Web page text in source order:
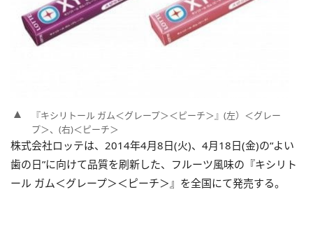
『キシリトール ガム＜グレープ＞＜ピーチ＞』(左）＜グレー
プ＞、(右)＜ピーチ＞
株式会社ロッテは、2014年4月8日(火)、4月18日(金)の“よい
歯の日”に向けて品質を刷新した、フルーツ風味の『キシリト
ール ガム＜グレープ＞＜ピーチ＞』を全国にて発売する。